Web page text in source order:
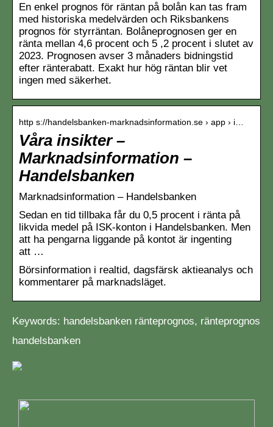
En enkel prognos för räntan på bolån kan tas fram
med historiska medelvärden och Riksbankens
prognos för styrräntan. Bolåneprognosen ger en
ränta mellan 4,6 procent och 5 ,2 procent i slutet av
2023. Prognosen avser 3 månaders bidningstid
efter ränterabatt. Exakt hur hög räntan blir vet
ingen med säkerhet.
http s://handelsbanken-marknadsinformation.se › app › i…
Våra insikter –
Marknadsinformation –
Handelsbanken
Marknadsinformation – Handelsbanken
Sedan en tid tillbaka får du 0,5 procent i ränta på
likvida medel på ISK-konton i Handelsbanken. Men
att ha pengarna liggande på kontot är ingenting
att …
Börsinformation i realtid, dagsfärsk aktieanalys och
kommentarer på marknadsläget.
Keywords: handelsbanken ränteprognos, ränteprognos
handelsbanken